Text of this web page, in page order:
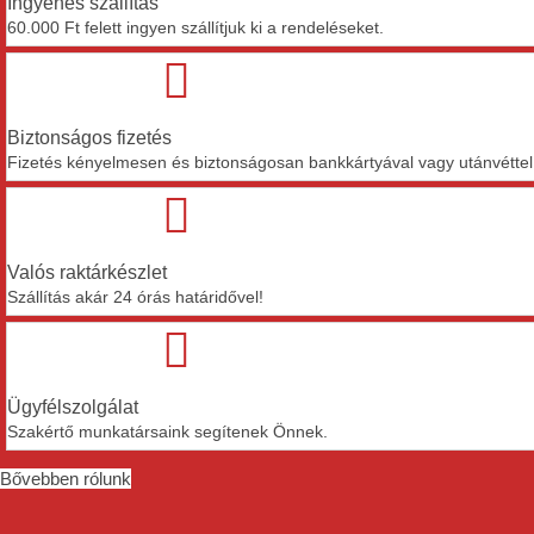
60.000 Ft felett ingyen szállítjuk ki a rendeléseket.
Biztonságos fizetés
Fizetés kényelmesen és biztonságosan bankkártyával vagy
Valós raktárkészlet
Szállítás akár 24 órás határidővel!
Ügyfélszolgálat
Szakértő munkatársaink segítenek Önnek.
Bővebben rólunk